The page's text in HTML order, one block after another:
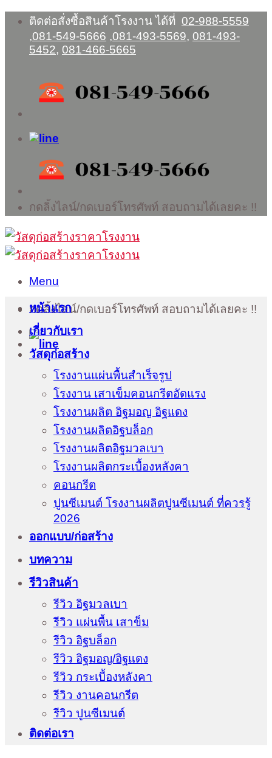
Skip
content
ติดต่อสั่งซื้อสินค้าโรงงาน ได้ที่ 02-988-5559
,081-549-5666 ,081-493-5569, 081-493-
5452, 081-466-5665
กดลิ้งไลน์/กดเบอร์โทรศัพท์ สอบถามได้เลยคะ !!
Menu
กดลิ้งไลน์/กดเบอร์โทรศัพท์ สอบถามได้เลยคะ !!
หน้าแรก
เกี่ยวกับเรา
วัสดุก่อสร้าง
โรงงานแผ่นพื้นสำเร็จรูป
โรงงาน เสาเข็มคอนกรีตอัดแรง
โรงงานผลิต อิฐมอญ อิฐแดง
โรงงานผลิตอิฐบล็อก
โรงงานผลิตอิฐมวลเบา
โรงงานผลิตกระเบื้องหลังคา
คอนกรีต
ปูนซีเมนต์ โรงงานผลิตปูนซีเมนต์ ที่ควรรู้
2026
ออกแบบ/ก่อสร้าง
บทความ
รีวิวสินค้า
รีวิว อิฐมวลเบา
รีวิว แผ่นพื้น เสาข็ม
รีวิว อิฐบล็อก
รีวิว อิฐมอญ/อิฐแดง
รีวิว กระเบื้องหลังคา
รีวิว งานคอนกรีต
รีวิว ปูนซีเมนต์
ติดต่อเรา